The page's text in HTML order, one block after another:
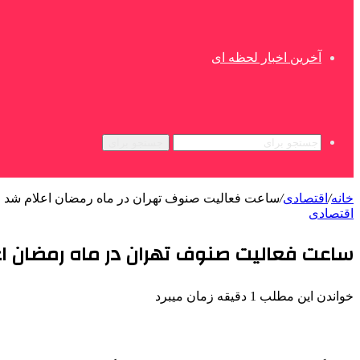
آخرین اخبار لحظه ای
خانه/ اقتصادی/ساعت فعالیت صنوف تهران در ماه رمضان اعلام شد
اقتصادی
ساعت فعالیت صنوف تهران در ماه رمضان
خواندن این مطلب 1 دقیقه زمان میبرد